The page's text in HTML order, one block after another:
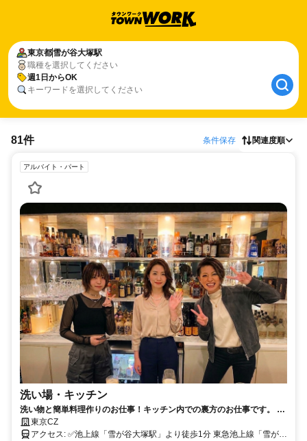
東京都雪が谷大塚駅
職種を選択してください
週1日からOK
キーワードを選択してください
81件 条件保存 関連度順
アルバイト・パート
洗い場・キッチン
洗い物と簡単料理作りのお仕事！キッチン内での裏方のお仕事です。 華
やかなお店を裏方としてサポートしてください。◎中高年も活躍中！◎
髪型や服装も自由です！
東京CZ
アクセス: ✅池上線「雪が谷大塚駅」より徒歩1分 東急池上線「雪が谷